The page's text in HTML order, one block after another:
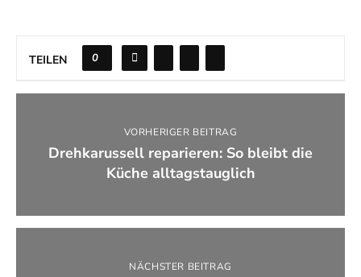
TEILEN 0
VORHERIGER BEITRAG
Drehkarussell reparieren: So bleibt die
Küche alltagstauglich
NÄCHSTER BEITRAG